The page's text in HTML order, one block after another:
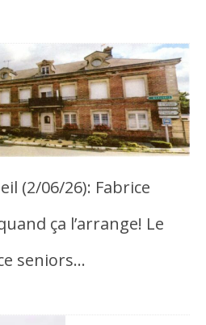
(2/06/26): Fabrice
ça l’arrange! Le
seniors…